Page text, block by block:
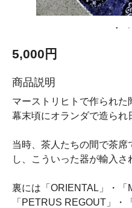
5,000円
商品説明
マーストリヒトで作られた
幕末頃にオランダで造られ
当時、茶人たちの間で茶
し、こういった器が輸入さ
裏には「ORIENTAL」・「
「PETRUS REGOUT」・